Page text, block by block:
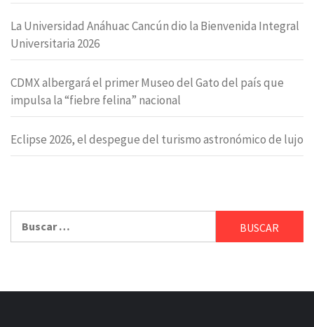
La Universidad Anáhuac Cancún dio la Bienvenida Integral
Universitaria 2026
CDMX albergará el primer Museo del Gato del país que
impulsa la “fiebre felina” nacional
Eclipse 2026, el despegue del turismo astronómico de lujo